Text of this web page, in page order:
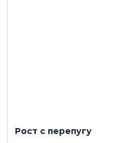
Рост с перепугу